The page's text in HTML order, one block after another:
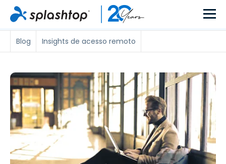
Blog Insights de acesso remoto